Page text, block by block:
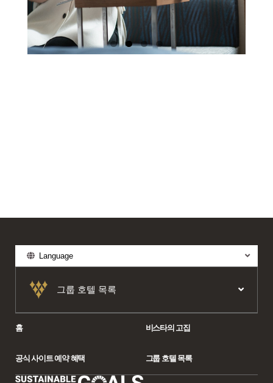
Language
그룹 호텔 목록
홈 비스타의 고집
공식 사이트 예약 혜택 그룹 호텔 목록